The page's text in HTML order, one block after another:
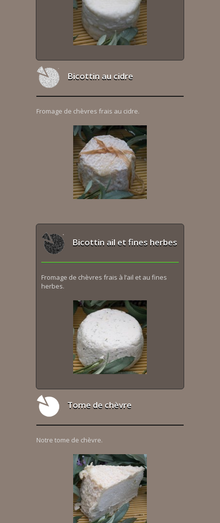
Bicottin au cidre
Fromage de chèvres frais au cidre.
Bicottin ail et fines herbes
Fromage de chèvres frais à l’ail et au fines
herbes.
Tome de chèvre
Notre tome de chèvre.